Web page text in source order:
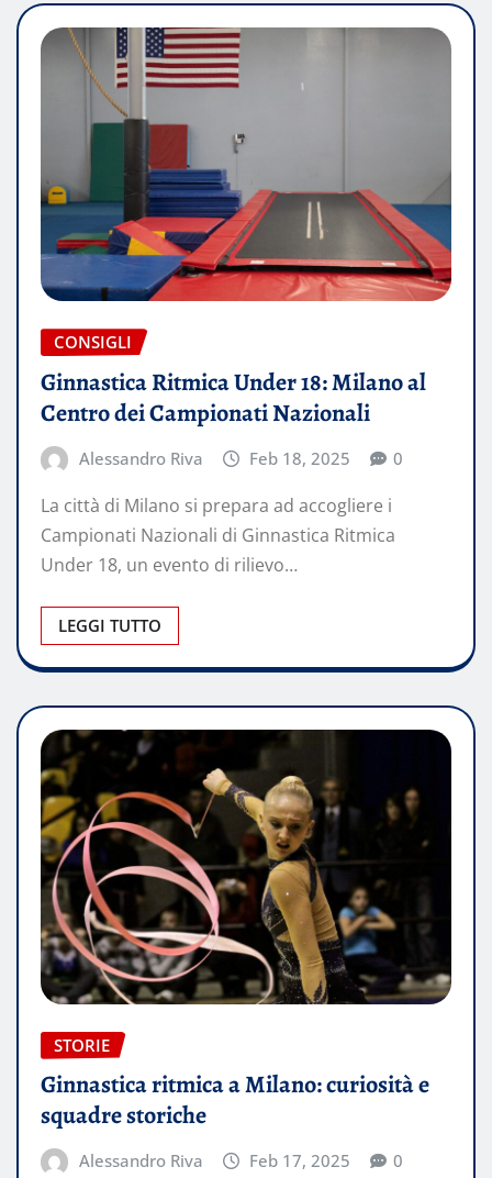
CONSIGLI
Ginnastica Ritmica Under 18: Milano al
Centro dei Campionati Nazionali
Alessandro Riva Feb 18, 2025 0
La città di Milano si prepara ad accogliere i
Campionati Nazionali di Ginnastica Ritmica
Under 18, un evento di rilievo…
LEGGI TUTTO
STORIE
Ginnastica ritmica a Milano: curiosità e
squadre storiche
Alessandro Riva Feb 17, 2025 0